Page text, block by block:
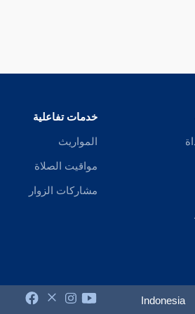
خدمات تفاعلية
المواريث
مواقيت الصلاة
مشاركات الزوار
Indonesia